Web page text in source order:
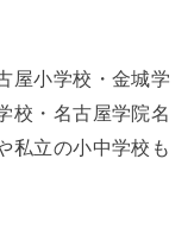
屋小学校・金城学
校・名古屋学院名
私立の小中学校も